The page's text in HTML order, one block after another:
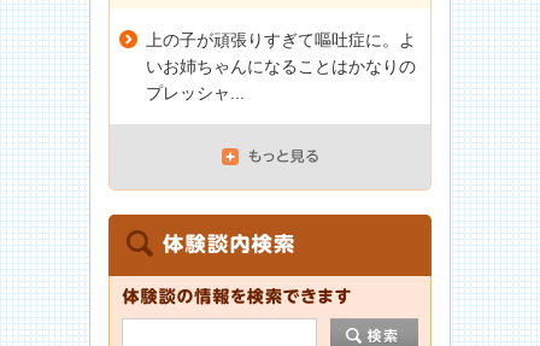
上の子が頑張りすぎて嘔吐症に。よ
いお姉ちゃんになることはかなりの
プレッシャ...